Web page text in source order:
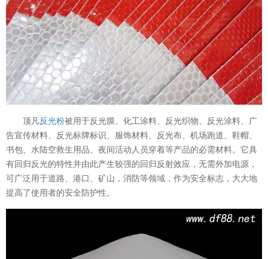
顶凡反光粉被用于反光膜、化工涂料、反光织物、反光涂料、广
告宣传材料、反光标牌标识、服饰材料、反光布、机场跑道、鞋帽、
书包、水陆空救生用品、夜间活动人员穿着等产品的必需材料。它具
有回归反光的特性并由此产生较强的回归反射效应，无需外加电源，
可广泛用于道路、港口、矿山，消防等领域，作为安全标志，大大地
提高了使用者的安全防护性。